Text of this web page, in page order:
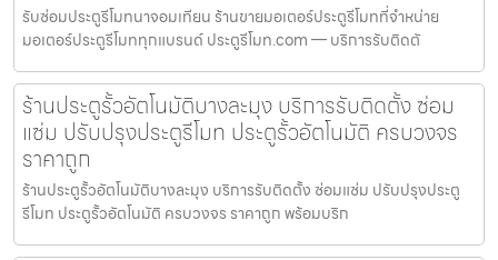
รับซ่อมประตูรีโมทนาจอมเทียน ร้านขายมอเตอร์ประตูรีโมทที่จำหน่าย
มอเตอร์ประตูรีโมททุกแบรนด์ ประตูรีโมท.com — บริการรับติดตั
ร้านประตูรั้วอัตโนมัติบางละมุง บริการรับติดตั้ง ซ่อม
แซ่ม ปรับปรุงประตูรีโมท ประตูรั้วอัตโนมัติ ครบวงจร
ราคาถูก
ร้านประตูรั้วอัตโนมัติบางละมุง บริการรับติดตั้ง ซ่อมแซ่ม ปรับปรุงประตู
รีโมท ประตูรั้วอัตโนมัติ ครบวงจร ราคาถูก พร้อมบริก